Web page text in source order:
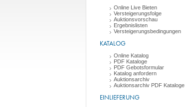
Online Live Bieten
Versteigerungsfolge
Auktionsvorschau
Ergebnislisten
Versteigerungsbedingungen
KATALOG
Online Katalog
PDF Kataloge
PDF Gebotsformular
Katalog anfordern
Auktionsarchiv
Auktionsarchiv PDF Kataloge
EINLIEFERUNG